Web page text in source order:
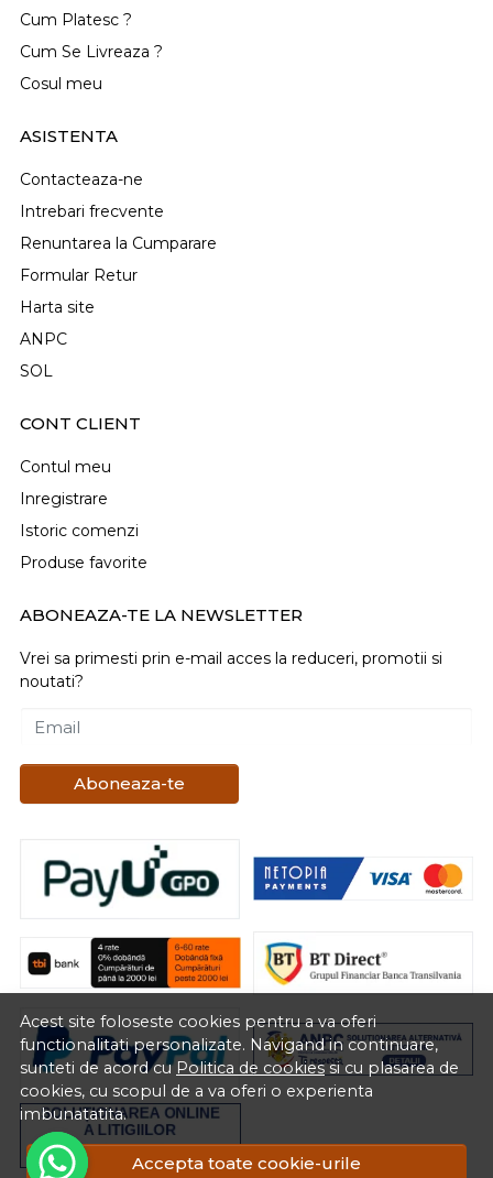
Acest site foloseste cookies pentru a va oferi
functionalitati personalizate. Navigand in continuare,
sunteti de acord cu Politica de cookiessi cu plasarea de
cookies, cu scopul de a va oferi o experienta
imbunatatita.
Accepta toate cookie-urile
Cum Platesc ?
Cum Se Livreaza ?
Cosul meu
ASISTENTA
Contacteaza-ne
Intrebari frecvente
Renuntarea la Cumparare
Formular Retur
Harta site
ANPC
SOL
CONT CLIENT
Contul meu
Inregistrare
Istoric comenzi
Produse favorite
ABONEAZA-TE LA NEWSLETTER
Vrei sa primesti prin e-mail acces la reduceri, promotii si
noutati?
Email
Aboneaza-te